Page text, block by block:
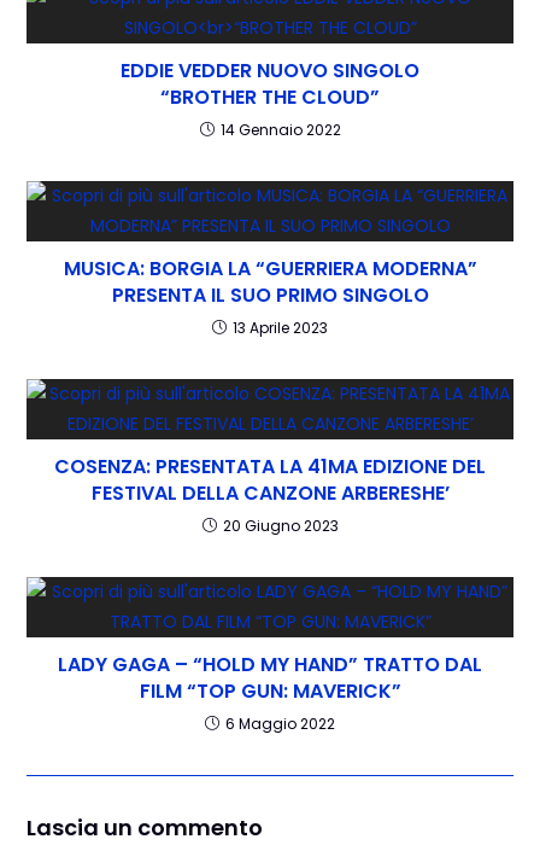
EDDIE VEDDER NUOVO SINGOLO
“BROTHER THE CLOUD”
14 Gennaio 2022
MUSICA: BORGIA LA “GUERRIERA MODERNA”
PRESENTA IL SUO PRIMO SINGOLO
13 Aprile 2023
COSENZA: PRESENTATA LA 41MA EDIZIONE DEL
FESTIVAL DELLA CANZONE ARBERESHE’
20 Giugno 2023
LADY GAGA – “HOLD MY HAND” TRATTO DAL
FILM “TOP GUN: MAVERICK”
6 Maggio 2022
Lascia un commento